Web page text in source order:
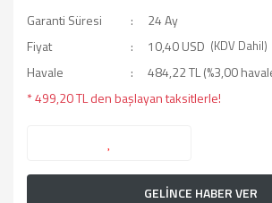
Garanti Süresi
24 Ay
Fiyat
10,40 USD (KDV Dahil)
Havale
484,22 TL (%3,00
* 499,20 TL den başlayan taksitlerle!
GELİNCE HABER VER